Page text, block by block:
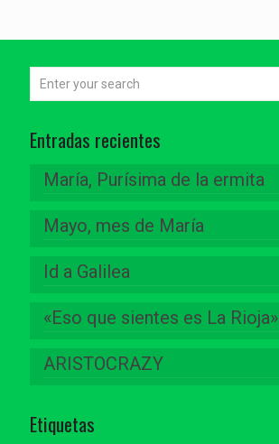
Entradas recientes
María, Purísima de la ermita
Mayo, mes de María
Id a Galilea
«Eso que sientes es La Rioja»
ARISTOCRAZY
Etiquetas